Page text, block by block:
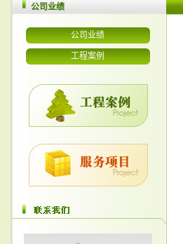
公司业绩
公司业绩
工程案例